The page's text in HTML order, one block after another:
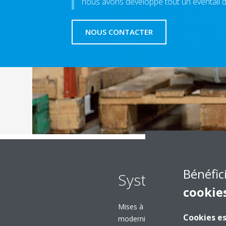
NOUS CONTACTER
Systèmes
Mises à niveau Inverter,
modernisations... Découvrez les
Cookies